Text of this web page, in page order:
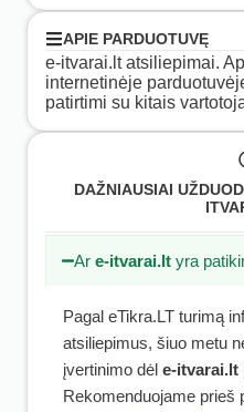
APIE PARDUOTUVĘ
e-itvarai.lt atsiliepimai.
internetinėje
patirtimi su kitais
DAŽNIAUSIAI
Are-itvarai.lt yra
Pagal eTikra.LT turimą
atsiliepimus, šiuo metu
įvertinimo dėl e-itvarai.lt
Rekomenduojame prieš